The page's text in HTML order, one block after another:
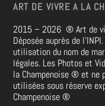
ART DE VIVRE A LA
2015 – 2026®Art de
Déposée auprès de
utilisation du nom de
légales. Les Photos et
la Champenoise® et ne
utilisées sous réserve
Champenoise®